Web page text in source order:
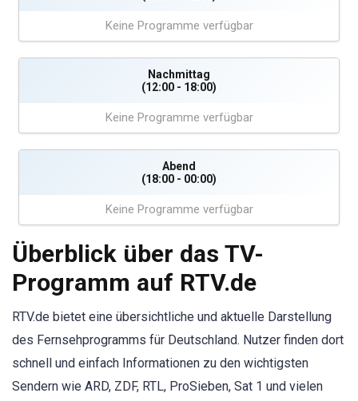
Keine Programme verfügbar
Nachmittag
(12:00 - 18:00)
Keine Programme verfügbar
Abend
(18:00 - 00:00)
Keine Programme verfügbar
Überblick über das TV-
Programm auf RTV.de
RTV.de bietet eine übersichtliche und aktuelle Darstellung
des Fernsehprogramms für Deutschland. Nutzer finden dort
schnell und einfach Informationen zu den wichtigsten
Sendern wie ARD, ZDF, RTL, ProSieben, Sat 1 und vielen